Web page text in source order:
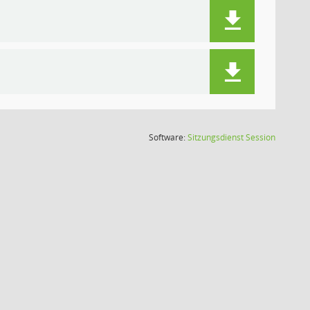
Software:SitzungsdienstSession(Wird in